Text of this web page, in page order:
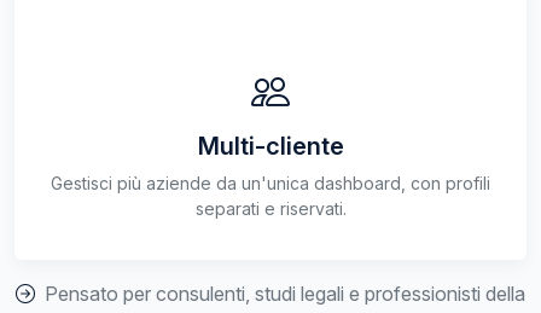
Multi-cliente
Gestisci più aziende da un'unica dashboard, con profili
separati e riservati.
Pensato per consulenti, studi legali e professionisti della